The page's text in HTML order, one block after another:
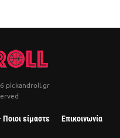
pickandroll.gr
είμαστε Επικοινωνία